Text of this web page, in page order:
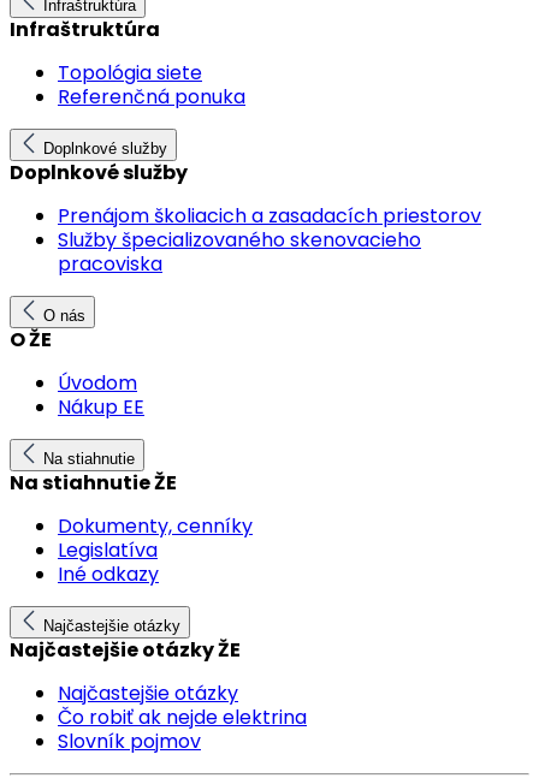
Infraštruktúra
Infraštruktúra
Topológia siete
Referenčná ponuka
Doplnkové služby
Doplnkové služby
Prenájom školiacich a zasadacích priestorov
Služby špecializovaného skenovacieho
pracoviska
O nás
O ŽE
Úvodom
Nákup EE
Na stiahnutie
Na stiahnutie ŽE
Dokumenty, cenníky
Legislatíva
Iné odkazy
Najčastejšie otázky
Najčastejšie otázky ŽE
Najčastejšie otázky
Čo robiť ak nejde elektrina
Slovník pojmov